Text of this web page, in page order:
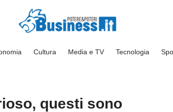
Cultura Media e TV Tecnologia
questi sono